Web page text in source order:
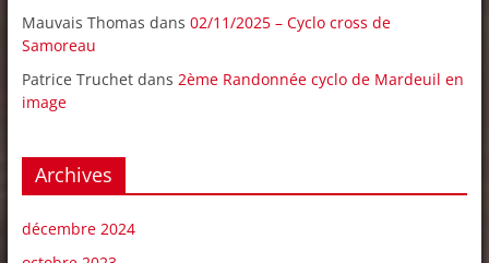
Mauvais Thomas dans 02/11/2025 – Cyclo cross de
Samoreau
Patrice Truchetdans 2ème Randonnée cyclo de Mardeuil en
image
Archives
décembre 2024